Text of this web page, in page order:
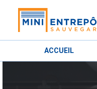
ACCUEIL